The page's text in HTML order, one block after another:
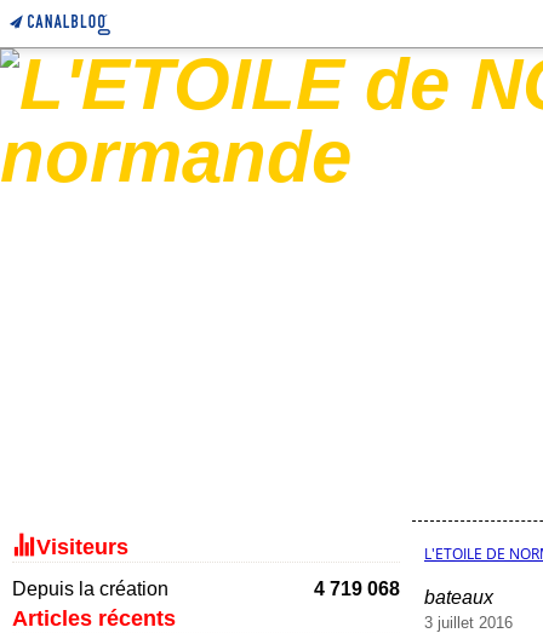
Visiteurs
Depuis la création 4 719 068
Articles récents
L'ETOILE DE
bateaux
3 juillet 2016